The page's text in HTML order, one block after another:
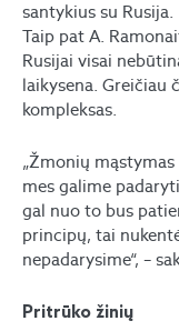
santykius su Rusija.
Taip pat A.
Rusijai visai
laikysena. Greičiau
kompleksas.
„Žmonių mąstymas
mes galime
gal nuo to bus
principų, tai
nepadarysime“, –
Pritrūko žinių